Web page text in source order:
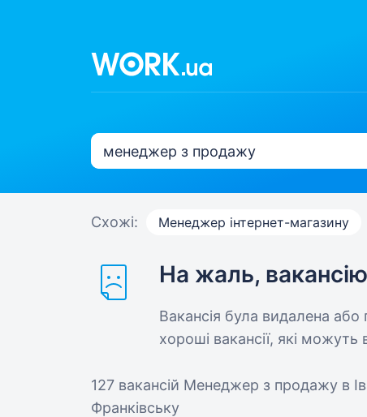
Схожі: Менеджер інтернет-магазину
На жаль,
Вакансія була видалена
хороші вакансії, які можуть
127 вакансій Менеджер з продажу в
Франківську